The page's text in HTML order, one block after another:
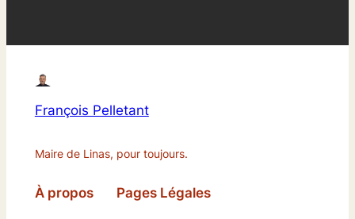
François Pelletant
Maire de Linas, pour toujours.
À propos Pages Légales